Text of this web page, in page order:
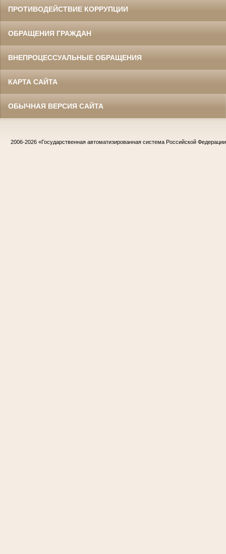
ПРОТИВОДЕЙСТВИЕ КОРРУПЦИИ
ОБРАЩЕНИЯ ГРАЖДАН
ВНЕПРОЦЕССУАЛЬНЫЕ ОБРАЩЕНИЯ
КАРТА САЙТА
ОБЫЧНАЯ ВЕРСИЯ САЙТА
2006-2026 «Государственная автоматизированная система Российской